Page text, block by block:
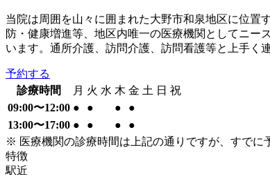
当院は周囲を山々に囲まれた大野市和泉地区に位置
防・健康増進等、地区内唯一の医療機関としてニ
います。通所介護、訪問介護、訪問看護等と上手く
予約する
診療時間
月 火 水 木 金 土 日 祝
09:00〜12:00 ● ● ●
●
13:00〜17:00 ● ● ●
●
※ 医療機関の診療時間は上記の通りですが、すでに
特徴
駅近